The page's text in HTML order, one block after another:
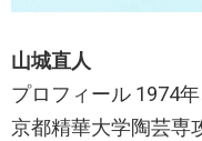
山城直人
プロフィール 1974
京都精華大学陶芸専